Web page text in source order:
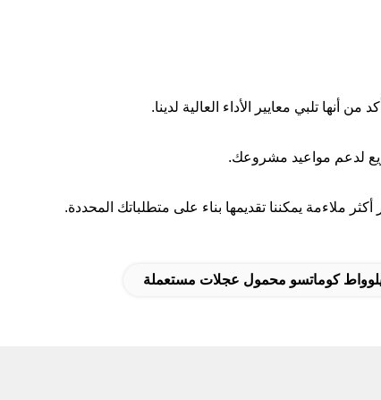
تلبي معايير الأداء العالية لدينا.
ملاءمة يمكننا تقديمها بناء على متطلباتك المحددة.